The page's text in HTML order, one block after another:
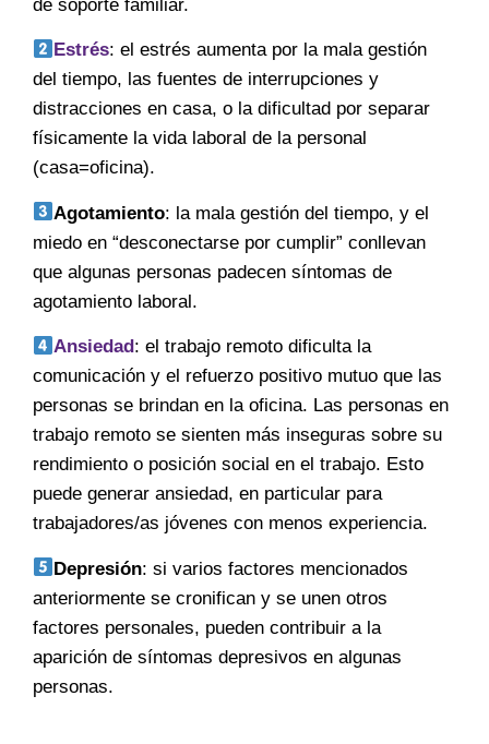
de soporte familiar.
Estrés: el estrés aumenta por la mala gestión
del tiempo, las fuentes de interrupciones y
distracciones en casa, o la dificultad por separar
físicamente la vida laboral de la personal
(casa=oficina).
Agotamiento: la mala gestión del tiempo, y el
miedo en “desconectarse por cumplir” conllevan
que algunas personas padecen síntomas de
agotamiento laboral.
Ansiedad: el trabajo remoto dificulta la
comunicación y el refuerzo positivo mutuo que las
personas se brindan en la oficina. Las personas en
trabajo remoto se sienten más inseguras sobre su
rendimiento o posición social en el trabajo. Esto
puede generar ansiedad, en particular para
trabajadores/as jóvenes con menos experiencia.
Depresión: si varios factores mencionados
anteriormente se cronifican y se unen otros
factores personales, pueden contribuir a la
aparición de síntomas depresivos en algunas
personas.